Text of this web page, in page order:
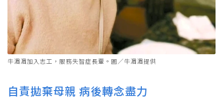
牛湄湄加入志工，服務失智症長輩。圖／牛湄湄提供
自責拋棄母親 病後轉念盡力